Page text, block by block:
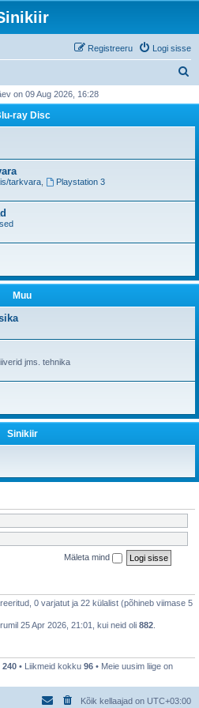
Logi sisse
Registreeru
i
on 09 Aug 2026, 16:28
ray Disc
tarkvara,
Playstation 3
Muu
jms. tehnika
Sinikiir
Mäleta mind
0 varjatut ja 22 külalist (põhineb viimase 5
25 Apr 2026, 21:01, kui neid oli 882
240 • Liikmeid kokku 96 • Meie uusim liige on
Kõik kellaajad on UTC+03:00